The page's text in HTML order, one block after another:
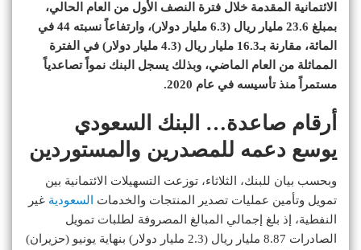
الائتمانية المقدمة خلال فترة النصف الأول من العام الحالي،
بمبلغ 23.6 مليار ريال (6.3 مليار دولار)، وارتفاعاً نسبته 44 في
المائة، مقارنة بـ16.3 مليار ريال (4.3 مليار دولار) في الفترة
المماثلة من العام الماضي، وبذلك يسجل البنك نمواً تصاعدياً
مستمراً منذ تأسيسه في عام 2020.
أرقام صاعدة… البنك السعودي
يوسع دعمه للمصدرين والمستوردين
وبحسب بيان للبنك، الثلاثاء، توزعت التسهيلات الائتمانية بين
تمويل وتأمين عمليات تصدير المنتجات والخدمات
السعودية غير
النفطية، إذ بلغ إجمالي المبالغ المصروفة لطلبات تمويل
الصادرات 8.87 مليار ريال (2.3 مليار دولار) بنهاية يونيو (حزيران)